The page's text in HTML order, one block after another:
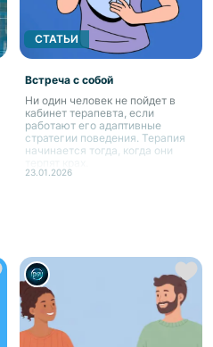
СТАТЬИ
Встреча с собой
Ни один человек не пойдет в
кабинет терапевта, если
работают его адаптивные
стратегии поведения. Терапия
начинается тогда, когда они
23.01.2026